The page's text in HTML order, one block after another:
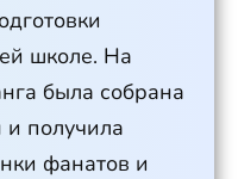
школе. На
была собрана
и получила
фанатов и